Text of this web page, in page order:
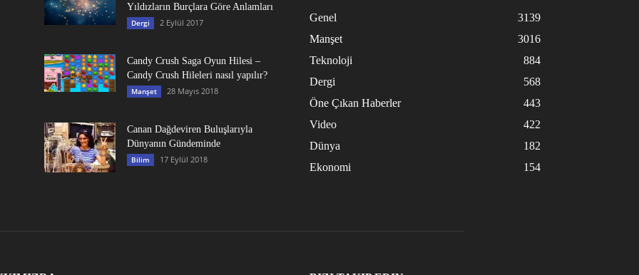
Yıldızların Burçlara Göre Anlamları
Dergi 2 Eylül 2017
Candy Crush Saga Oyun Hilesi –
Candy Crush Hileleri nasıl yapılır?
Manşet 28 Mayıs 2018
Canan Dağdeviren Buluşlarıyla
Dünyanın Gündeminde
Bilim 17 Eylül 2018
Genel
3139
Manşet
3016
Teknoloji
884
Dergi
568
Öne Çıkan Haberler
443
Video
422
Dünya
182
Ekonomi
154